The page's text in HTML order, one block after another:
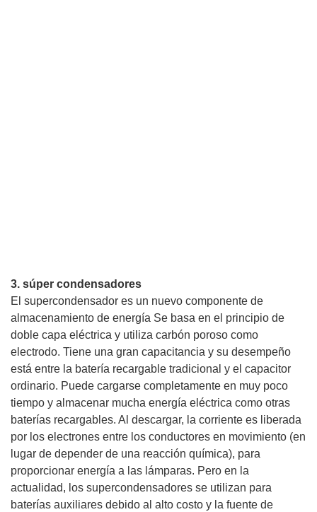
3. súper condensadores
El supercondensador es un nuevo componente de
almacenamiento de energía Se basa en el principio de
doble capa eléctrica y utiliza carbón poroso como
electrodo. Tiene una gran capacitancia y su desempeño
está entre la batería recargable tradicional y el capacitor
ordinario. Puede cargarse completamente en muy poco
tiempo y almacenar mucha energía eléctrica como otras
baterías recargables. Al descargar, la corriente es liberada
por los electrones entre los conductores en movimiento (en
lugar de depender de una reacción química), para
proporcionar energía a las lámparas. Pero en la
actualidad, los supercondensadores se utilizan para
baterías auxiliares debido al alto costo y la fuente de